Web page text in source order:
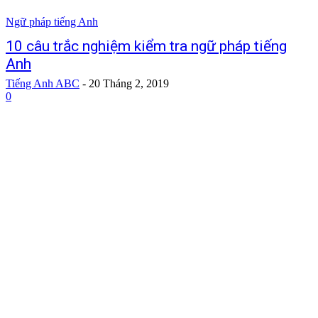
Ngữ pháp tiếng Anh
10 câu trắc nghiệm kiểm tra ngữ pháp tiếng
Anh
Tiếng Anh ABC - 20 Tháng 2, 2019
0